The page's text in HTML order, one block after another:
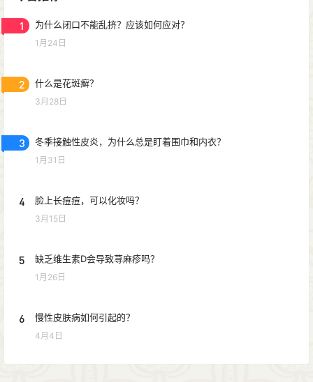
1 为什么闭口不能乱挤？应该如何应对？
1月24日
2 什么是花斑癣？
3月28日
3 冬季接触性皮炎，为什么总是盯着围巾和内衣？
1月31日
4 脸上长痘痘，可以化妆吗？
3月15日
5 缺乏维生素D会导致荨麻疹吗？
1月26日
6 慢性皮肤病如何引起的？
4月4日